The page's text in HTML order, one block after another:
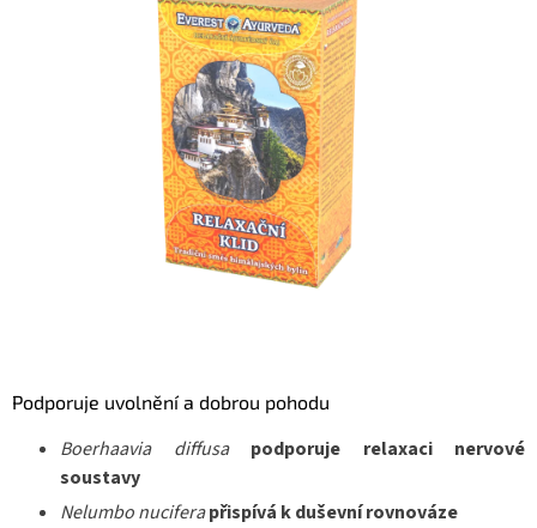
Podporuje uvolnění a dobrou pohodu
Boerhaavia diffusa
podporuje relaxaci nervové
soustavy
Nelumbo nuciferapřispívá k duševní rovnováze